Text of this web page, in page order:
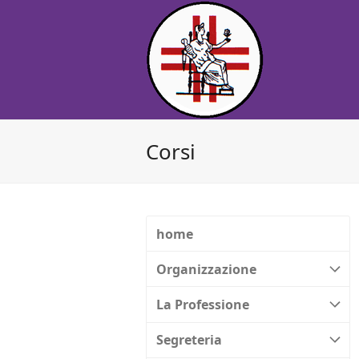
Corsi
home
Organizzazione
La Professione
Segreteria